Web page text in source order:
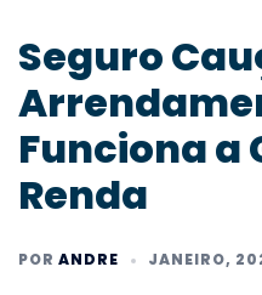
Seguro
Funciona a
Renda
POR ANDRE JANEIRO,